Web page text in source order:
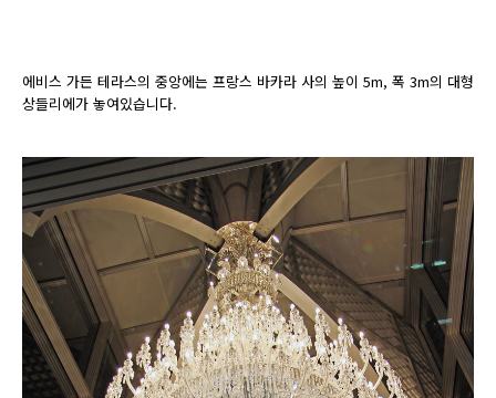
에비스 가든 테라스의 중앙에는 프랑스 바카라 사의 높이 5m, 폭 3m의 대형
상들리에가 놓여있습니다.